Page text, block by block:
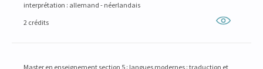
interprétation : allemand - néerlandais
2 crédits
Master en enseignement section 5 : langues modernes : traduction et